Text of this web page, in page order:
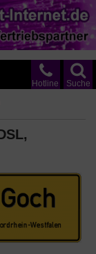
Suche
Hotline